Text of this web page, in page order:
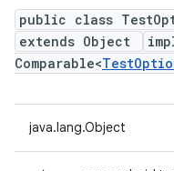
public class
extends Object
Comparable<
java.lang.Object